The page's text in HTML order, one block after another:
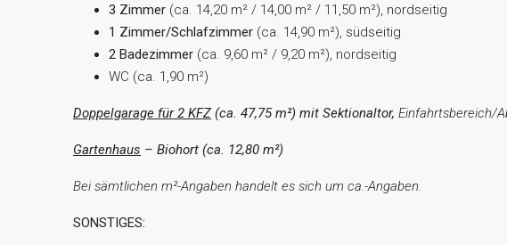
3 Zimmer (ca. 14,20 m² / 14,00 m² / 11,50 m²), nordseitig
1 Zimmer/Schlafzimmer (ca. 14,90 m²), südseitig
2 Badezimmer (ca. 9,60 m² / 9,20 m²), nordseitig
WC (ca. 1,90 m²)
Doppelgarage für 2 KFZ (ca. 47,75 m²) mit Sektionaltor, Einfahrtsbereich/
Gartenhaus – Biohort (ca. 12,80 m²)
Bei sämtlichen m²-Angaben handelt es sich um ca.-Angaben.
SONSTIGES: